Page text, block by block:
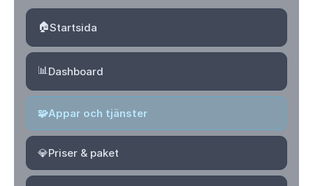
🏠Startsida
📊Dashboard
🧩Appar och tjänster
💎Priser & paket